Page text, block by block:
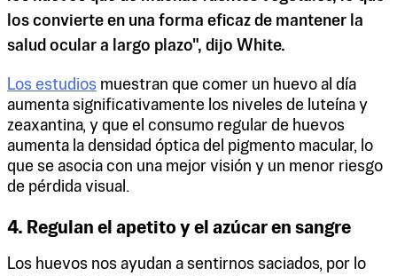
los convierte en una forma eficaz de mantener la
salud ocular a largo plazo", dijo White.
Los estudios muestran que comer un huevo al día
aumenta significativamente los niveles de luteína y
zeaxantina, y que el consumo regular de huevos
aumenta la densidad óptica del pigmento macular, lo
que se asocia con una mejor visión y un menor riesgo
de pérdida visual.
4. Regulan el apetito y el azúcar en sangre
Los huevos nos ayudan a sentirnos saciados, por lo